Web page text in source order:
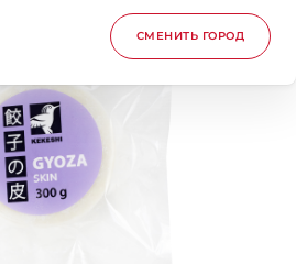
СМЕНИТЬ ГОРОД